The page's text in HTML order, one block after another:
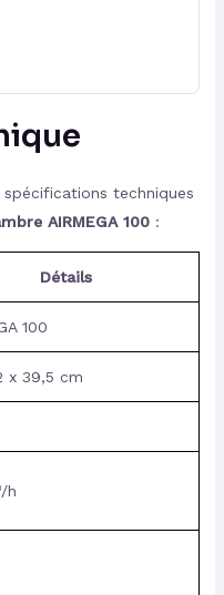
techniques
AIRMEGA 100:
Détails
100
x 39,5 cm
h